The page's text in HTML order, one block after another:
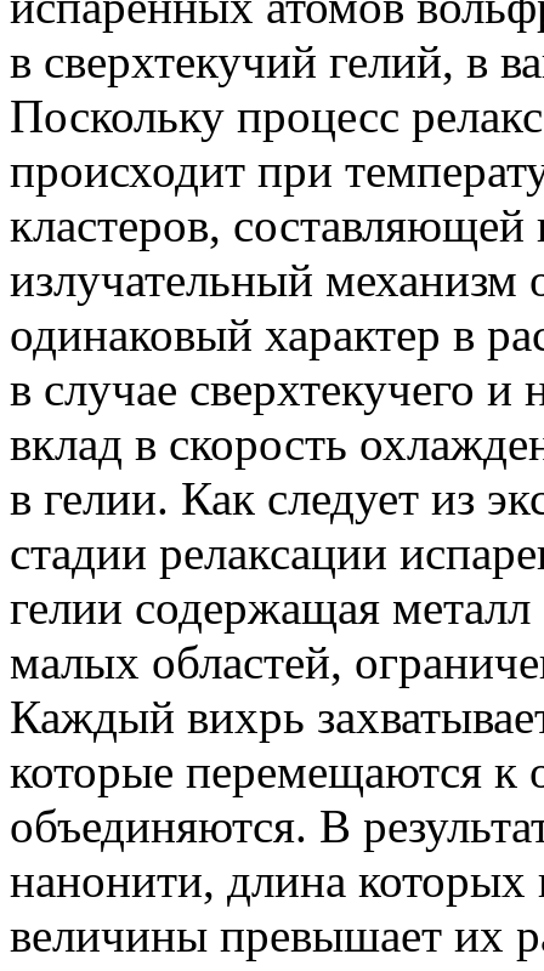
в сверхтекучий гелий, в
Поскольку процесс
происходит при
кластеров, составляющей
излучательный механизм
одинаковый характер в
в случае сверхтекучего
вклад в скорость
в гелии. Как следует из
стадии релаксации
гелии содержащая металл
малых областей,
Каждый вихрь
которые перемещаются к
объединяются. В
нанонити, длина
величины превышает их